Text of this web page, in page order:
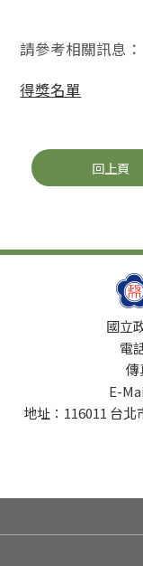
請參考相關訊息：
得獎名單
回上頁
國立
電
傳
E-
地址：116011 台